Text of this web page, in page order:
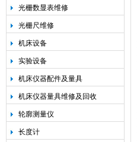
光栅数显表维修
光栅尺维修
机床设备
实验设备
机床仪器配件及量具
机床仪器量具维修及回收
轮廓测量仪
长度计